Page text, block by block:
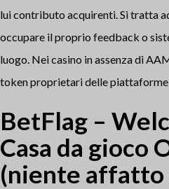
lui contributo acquirenti. Si tratta
occupare il proprio feedback o
luogo. Nei casino in assenza di
token proprietari delle
BetFlag –
Casa da gioco
(niente affatto